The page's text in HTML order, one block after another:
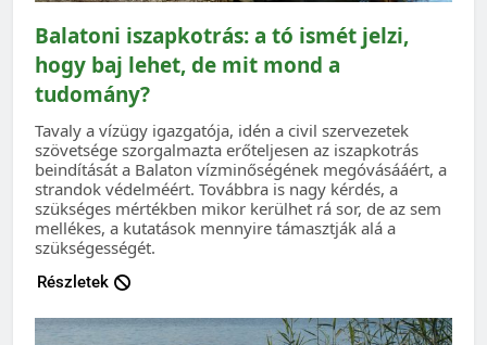
Balatoni iszapkotrás: a tó ismét jelzi,
hogy baj lehet, de mit mond a
tudomány?
Tavaly a vízügy igazgatója, idén a civil szervezetek
szövetsége szorgalmazta erőteljesen az iszapkotrás
beindítását a Balaton vízminőségének megóvásááért, a
strandok védelméért. Továbbra is nagy kérdés, a
szükséges mértékben mikor kerülhet rá sor, de az sem
mellékes, a kutatások mennyire támasztják alá a
szükségességét.
Részletek